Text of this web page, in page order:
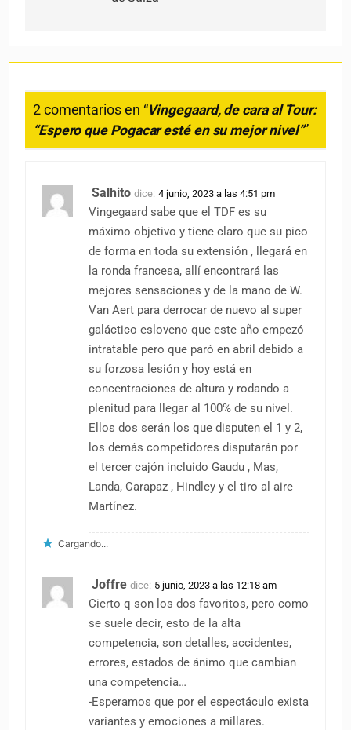
2 comentarios en “Vingegaard, de cara al Tour:
“Espero que Pogacar esté en su mejor nivel””
Salhito dice: 4 junio, 2023 a las 4:51 pm
Vingegaard sabe que el TDF es su
máximo objetivo y tiene claro que su pico
de forma en toda su extensión , llegará en
la ronda francesa, allí encontrará las
mejores sensaciones y de la mano de W.
Van Aert para derrocar de nuevo al super
galáctico esloveno que este año empezó
intratable pero que paró en abril debido a
su forzosa lesión y hoy está en
concentraciones de altura y rodando a
plenitud para llegar al 100% de su nivel.
Ellos dos serán los que disputen el 1 y 2,
los demás competidores disputarán por
el tercer cajón incluido Gaudu , Mas,
Landa, Carapaz , Hindley y el tiro al aire
Martínez.
Cargando...
Joffre dice: 5 junio, 2023 a las 12:18 am
Cierto q son los dos favoritos, pero como
se suele decir, esto de la alta
competencia, son detalles, accidentes,
errores, estados de ánimo que cambian
una competencia…
-Esperamos que por el espectáculo exista
variantes y emociones a millares.